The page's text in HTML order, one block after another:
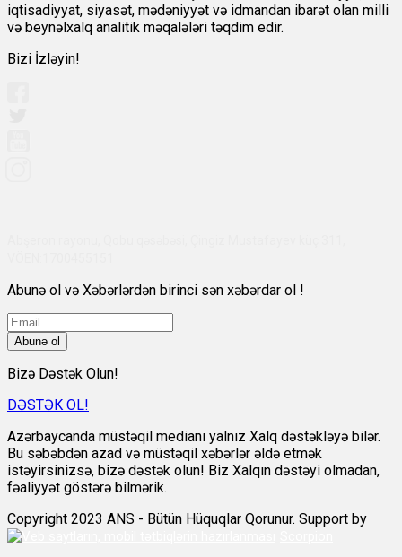
iqtisadiyyat, siyasət, mədəniyyət və idmandan ibarət olan milli
və beynəlxalq analitik məqalələri təqdim edir.
Bizi İzləyin!
Abunə ol və Xəbərlərdən birinci sən xəbərdar ol !
Abunə ol
Bizə Dəstək Olun!
DƏSTƏK OL!
Azərbaycanda müstəqil medianı yalnız Xalq dəstəkləyə bilər.
Bu səbəbdən azad və müstəqil xəbərlər əldə etmək
istəyirsinizsə, bizə dəstək olun! Biz Xalqın dəstəyi olmadan,
fəaliyyət göstərə bilmərik.
Copyright 2023 ANS - Bütün Hüquqlar Qorunur. Support by